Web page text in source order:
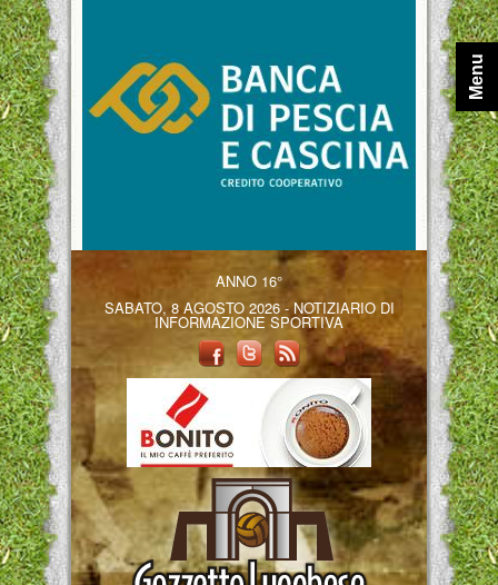
ANNO 16°
SABATO, 8 AGOSTO 2026 - NOTIZIARIO DI
INFORMAZIONE SPORTIVA
Menu